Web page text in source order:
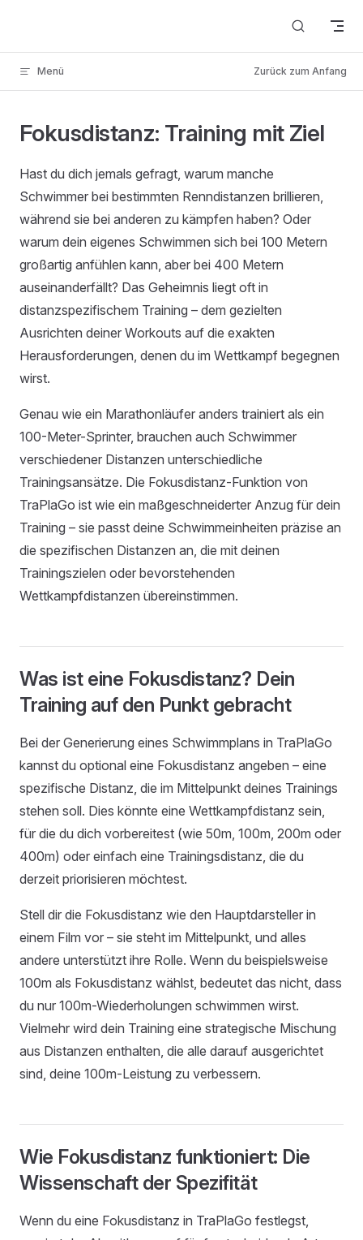
Menü Zurück zum Anfang
Fokusdistanz: Training mit Ziel
Hast du dich jemals gefragt, warum manche
Schwimmer bei bestimmten Renndistanzen brillieren,
während sie bei anderen zu kämpfen haben? Oder
warum dein eigenes Schwimmen sich bei 100 Metern
großartig anfühlen kann, aber bei 400 Metern
auseinanderfällt? Das Geheimnis liegt oft in
distanzspezifischem Training – dem gezielten
Ausrichten deiner Workouts auf die exakten
Herausforderungen, denen du im Wettkampf begegnen
wirst.
Genau wie ein Marathonläufer anders trainiert als ein
100-Meter-Sprinter, brauchen auch Schwimmer
verschiedener Distanzen unterschiedliche
Trainingsansätze. Die Fokusdistanz-Funktion von
TraPlaGo ist wie ein maßgeschneiderter Anzug für dein
Training – sie passt deine Schwimmeinheiten präzise an
die spezifischen Distanzen an, die mit deinen
Trainingszielen oder bevorstehenden
Wettkampfdistanzen übereinstimmen.
Was ist eine Fokusdistanz? Dein
Training auf den Punkt gebracht
Bei der Generierung eines Schwimmplans in TraPlaGo
kannst du optional eine Fokusdistanz angeben – eine
spezifische Distanz, die im Mittelpunkt deines Trainings
stehen soll. Dies könnte eine Wettkampfdistanz sein,
für die du dich vorbereitest (wie 50m, 100m, 200m oder
400m) oder einfach eine Trainingsdistanz, die du
derzeit priorisieren möchtest.
Stell dir die Fokusdistanz wie den Hauptdarsteller in
einem Film vor – sie steht im Mittelpunkt, und alles
andere unterstützt ihre Rolle. Wenn du beispielsweise
100m als Fokusdistanz wählst, bedeutet das nicht, dass
du nur 100m-Wiederholungen schwimmen wirst.
Vielmehr wird dein Training eine strategische Mischung
aus Distanzen enthalten, die alle darauf ausgerichtet
sind, deine 100m-Leistung zu verbessern.
Wie Fokusdistanz funktioniert: Die
Wissenschaft der Spezifität
Wenn du eine Fokusdistanz in TraPlaGo festlegst,